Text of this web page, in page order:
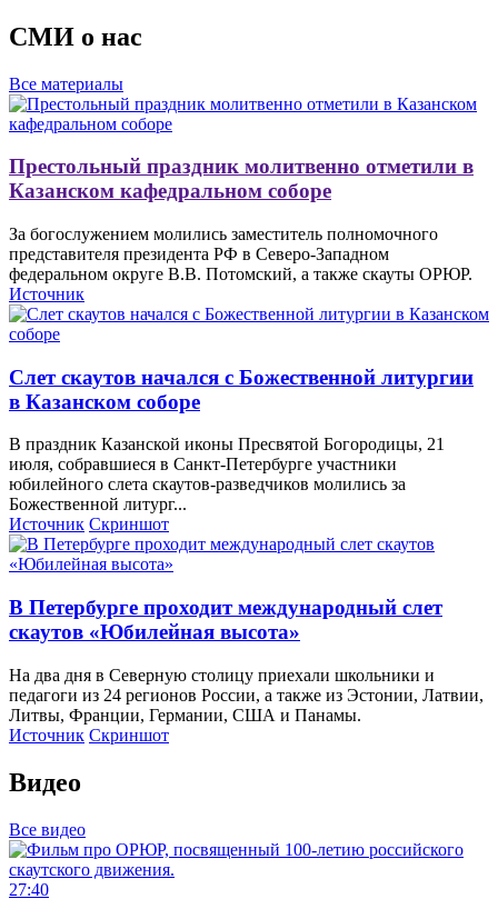
СМИ о нас
Все материалы
Престольный праздник молитвенно отметили в
Казанском кафедральном соборе
За богослужением молились заместитель полномочного
представителя президента РФ в Северо-Западном
федеральном округе В.В. Потомский, а также скауты ОРЮР.
Источник
Слет скаутов начался с Божественной литургии
в Казанском соборе
В праздник Казанской иконы Пресвятой Богородицы, 21
июля, собравшиеся в Санкт-Петербурге участники
юбилейного слета скаутов-разведчиков молились за
Божественной литург...
Источник Cкриншот
В Петербурге проходит международный слет
скаутов «Юбилейная высота»
На два дня в Северную столицу приехали школьники и
педагоги из 24 регионов России, а также из Эстонии, Латвии,
Литвы, Франции, Германии, США и Панамы.
Источник Cкриншот
Видео
Все видео
27:40